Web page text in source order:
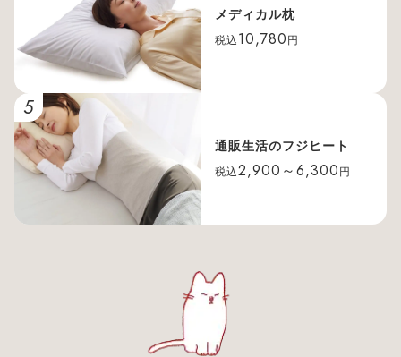
メディカル枕
税込 10,780 円
5
通販生活のフジヒート
税込2,900～6,300 円